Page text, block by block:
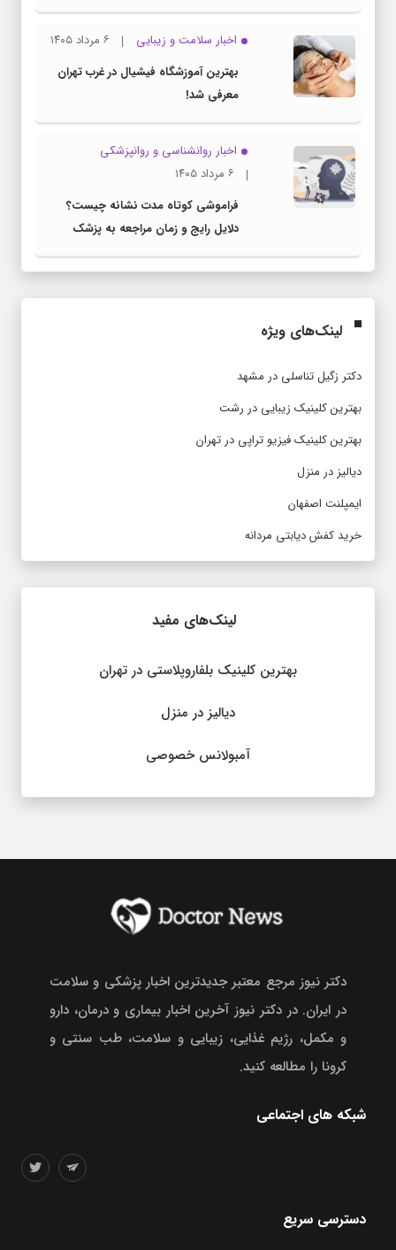
اخبار سلامت و زیبایی
۶ مرداد ۱۴۰۵
بهترین آموزشگاه فیشیال در غرب تهران
معرفی شد!
اخبار روانشناسی و روانپزشكی
۶ مرداد ۱۴۰۵
فراموشی کوتاه مدت نشانه چیست؟
دلایل رایج و زمان مراجعه به پزشک
لینک‌های ویژه
دکتر زگیل تناسلی در مشهد
بهترین کلینیک زیبایی در رشت
بهترین کلینیک فیزیو تراپی در تهران
دیالیز در منزل
ایمپلنت اصفهان
خرید کفش دیابتی مردانه
لینک‌های مفید
بهترین کلینیک بلفاروپلاستی در تهران
دیالیز در منزل
آمبولانس خصوصی
دکتر نیوز مرجع معتبر جدیدترین اخبار پزشکی و سلامت
در ایران. در دکتر نیوز آخرین اخبار بیماری و درمان، دارو
و مکمل، رژیم غذایی، زیبایی و سلامت، طب سنتی و
کرونا را مطالعه کنید.
شبکه های اجتماعی
دسترسی سریع